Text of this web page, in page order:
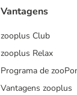
Vantagens
zooplus Club
zooplus Relax
Programa de
Vantagens zooplus